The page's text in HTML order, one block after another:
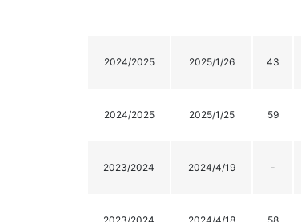
2024/2025 2025/1/26 43
2024/2025 2025/1/25 59
2023/2024 2024/4/19 -